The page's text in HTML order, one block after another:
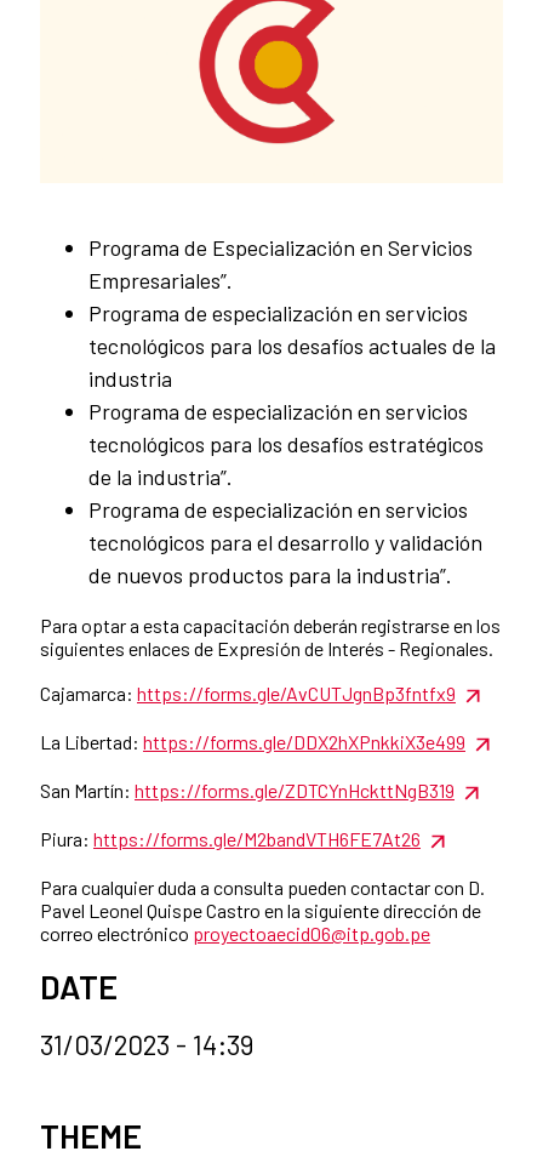
News content
Programa de Especialización en Servicios
Empresariales”.
Programa de especialización en servicios
tecnológicos para los desafíos actuales de la
industria
Programa de especialización en servicios
tecnológicos para los desafíos estratégicos
de la industria”.
Programa de especialización en servicios
tecnológicos para el desarrollo y validación
de nuevos productos para la industria”.
Para optar a esta capacitación deberán registrarse en los
siguientes enlaces de Expresión de Interés - Regionales.
Cajamarca: https://forms.gle/AvCUTJgnBp3fntfx9
La Libertad: https://forms.gle/DDX2hXPnkkiX3e499
San Martín: https://forms.gle/ZDTCYnHckttNgB319
Piura: https://forms.gle/M2bandVTH6FE7At26
Para cualquier duda a consulta pueden contactar con D.
Pavel Leonel Quispe Castro en la siguiente dirección de
correo electrónico proyectoaecid06@itp.gob.pe
DATE
31/03/2023 - 14:39
News categories
THEME